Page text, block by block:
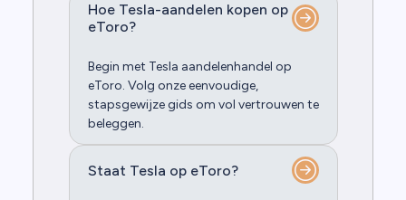
Hoe Tesla-aandelen kopen op
eToro?
Begin met Tesla aandelenhandel op
eToro. Volg onze eenvoudige,
stapsgewijze gids om vol vertrouwen te
beleggen.
Staat Tesla op eToro?